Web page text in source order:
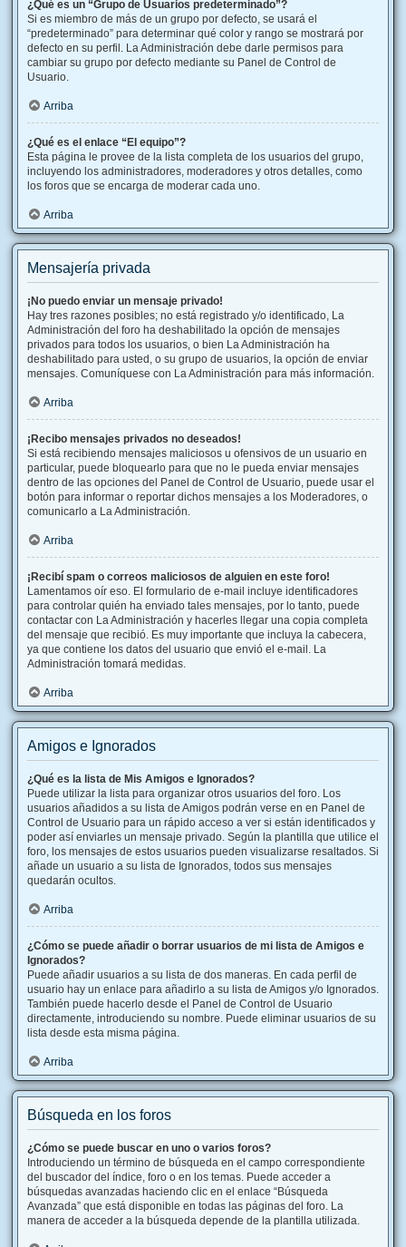
¿Qué es un “Grupo de Usuarios predeterminado”?
Si es miembro de más de un grupo por defecto, se usará el
“predeterminado” para determinar qué color y rango se mostrará por
defecto en su perfil. La Administración debe darle permisos para
cambiar su grupo por defecto mediante su Panel de Control de
Usuario.
Arriba
¿Qué es el enlace “El equipo”?
Esta página le provee de la lista completa de los usuarios del grupo,
incluyendo los administradores, moderadores y otros detalles, como
los foros que se encarga de moderar cada uno.
Arriba
Mensajería privada
¡No puedo enviar un mensaje privado!
Hay tres razones posibles; no está registrado y/o identificado, La
Administración del foro ha deshabilitado la opción de mensajes
privados para todos los usuarios, o bien La Administración ha
deshabilitado para usted, o su grupo de usuarios, la opción de enviar
mensajes. Comuníquese con La Administración para más información.
Arriba
¡Recibo mensajes privados no deseados!
Si está recibiendo mensajes maliciosos u ofensivos de un usuario en
particular, puede bloquearlo para que no le pueda enviar mensajes
dentro de las opciones del Panel de Control de Usuario, puede usar el
botón para informar o reportar dichos mensajes a los Moderadores, o
comunicarlo a La Administración.
Arriba
¡Recibí spam o correos maliciosos de alguien en este foro!
Lamentamos oír eso. El formulario de e-mail incluye identificadores
para controlar quién ha enviado tales mensajes, por lo tanto, puede
contactar con La Administración y hacerles llegar una copia completa
del mensaje que recibió. Es muy importante que incluya la cabecera,
ya que contiene los datos del usuario que envió el e-mail. La
Administración tomará medidas.
Arriba
Amigos e Ignorados
¿Qué es la lista de Mis Amigos e Ignorados?
Puede utilizar la lista para organizar otros usuarios del foro. Los
usuarios añadidos a su lista de Amigos podrán verse en en Panel de
Control de Usuario para un rápido acceso a ver si están identificados y
poder así enviarles un mensaje privado. Según la plantilla que utilice el
foro, los mensajes de estos usuarios pueden visualizarse resaltados. Si
añade un usuario a su lista de Ignorados, todos sus mensajes
quedarán ocultos.
Arriba
¿Cómo se puede añadir o borrar usuarios de mi lista de Amigos e
Ignorados?
Puede añadir usuarios a su lista de dos maneras. En cada perfil de
usuario hay un enlace para añadirlo a su lista de Amigos y/o Ignorados.
También puede hacerlo desde el Panel de Control de Usuario
directamente, introduciendo su nombre. Puede eliminar usuarios de su
lista desde esta misma página.
Arriba
Búsqueda en los foros
¿Cómo se puede buscar en uno o varios foros?
Introduciendo un término de búsqueda en el campo correspondiente
del buscador del índice, foro o en los temas. Puede acceder a
búsquedas avanzadas haciendo clic en el enlace “Búsqueda
Avanzada” que está disponible en todas las páginas del foro. La
manera de acceder a la búsqueda depende de la plantilla utilizada.